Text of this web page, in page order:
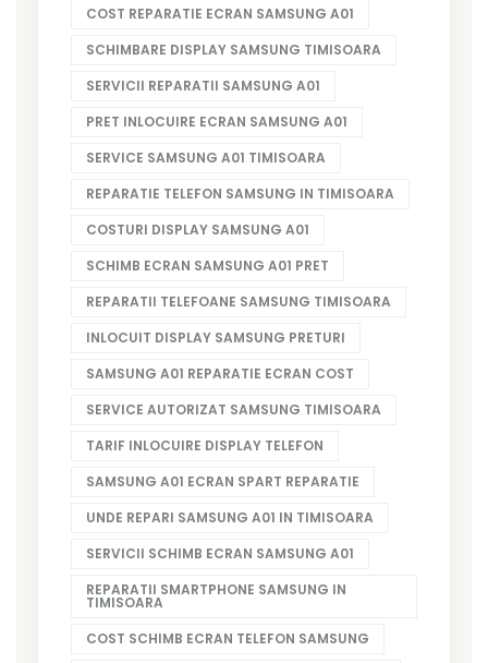
COST REPARATIE ECRAN SAMSUNG A01
SCHIMBARE DISPLAY SAMSUNG TIMISOARA
SERVICII REPARATII SAMSUNG A01
PRET INLOCUIRE ECRAN SAMSUNG A01
SERVICE SAMSUNG A01 TIMISOARA
REPARATIE TELEFON SAMSUNG IN TIMISOARA
COSTURI DISPLAY SAMSUNG A01
SCHIMB ECRAN SAMSUNG A01 PRET
REPARATII TELEFOANE SAMSUNG TIMISOARA
INLOCUIT DISPLAY SAMSUNG PRETURI
SAMSUNG A01 REPARATIE ECRAN COST
SERVICE AUTORIZAT SAMSUNG TIMISOARA
TARIF INLOCUIRE DISPLAY TELEFON
SAMSUNG A01 ECRAN SPART REPARATIE
UNDE REPARI SAMSUNG A01 IN TIMISOARA
SERVICII SCHIMB ECRAN SAMSUNG A01
REPARATII SMARTPHONE SAMSUNG IN
TIMISOARA
COST SCHIMB ECRAN TELEFON SAMSUNG